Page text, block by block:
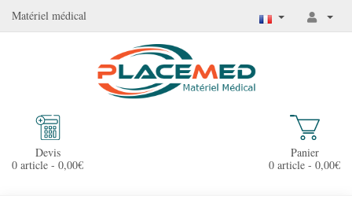
Matériel médical
Devis
0 article - 0,00€
Panier
0 article - 0,00€